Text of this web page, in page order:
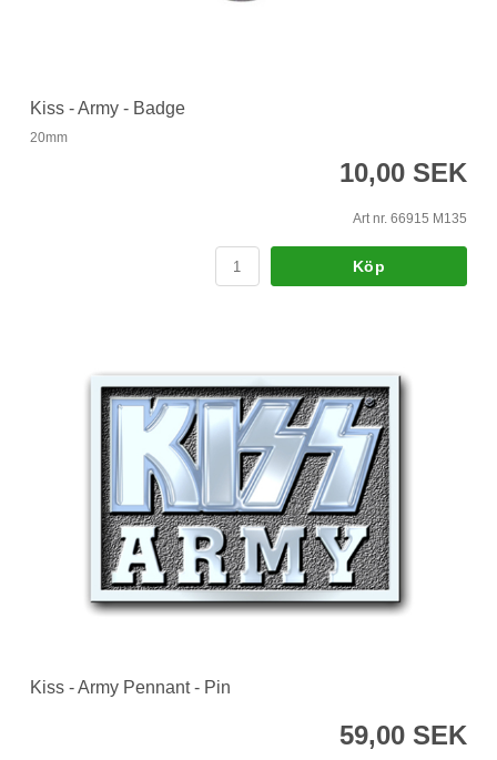
Kiss - Army - Badge
20mm
10,00 SEK
Art nr. 66915 M135
Köp
Kiss - Army Pennant - Pin
59,00 SEK